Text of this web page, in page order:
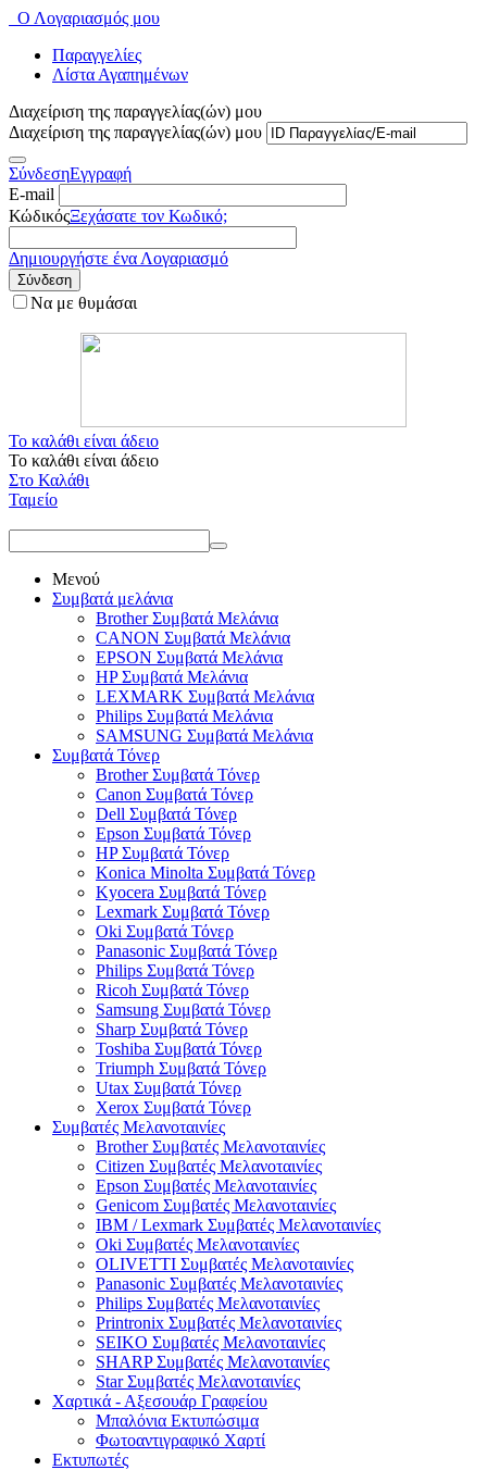
Ο Λογαριασμός μου
Παραγγελίες
Λίστα Αγαπημένων
Διαχείριση της παραγγελίας(ών) μου
Διαχείριση της παραγγελίας(ών) μου
ΣύνδεσηΕγγραφή
E-mail
ΚώδικόςΞεχάσατε τον Κωδικό;
Δημιουργήστε ένα Λογαριασμό
Σύνδεση
Να με θυμάσαι
Το καλάθι είναι άδειο
Το καλάθι είναι άδειο
Στο Καλάθι
Ταμείο
Μενού
Συμβατά μελάνια
Brother Συμβατά Μελάνια
CANON Συμβατά Μελάνια
EPSON Συμβατά Μελάνια
HP Συμβατά Μελάνια
LEXMARK Συμβατά Μελάνια
Philips Συμβατά Μελάνια
SAMSUNG Συμβατά Μελάνια
Συμβατά Τόνερ
Brother Συμβατά Τόνερ
Canon Συμβατά Τόνερ
Dell Συμβατά Τόνερ
Epson Συμβατά Τόνερ
HP Συμβατά Τόνερ
Konica Minolta Συμβατά Τόνερ
Kyocera Συμβατά Τόνερ
Lexmark Συμβατά Τόνερ
Oki Συμβατά Τόνερ
Panasonic Συμβατά Τόνερ
Philips Συμβατά Τόνερ
Ricoh Συμβατά Τόνερ
Samsung Συμβατά Τόνερ
Sharp Συμβατά Τόνερ
Toshiba Συμβατά Τόνερ
Triumph Συμβατά Τόνερ
Utax Συμβατά Τόνερ
Xerox Συμβατά Τόνερ
Συμβατές Μελανοταινίες
Brother Συμβατές Μελανοταινίες
Citizen Συμβατές Μελανοταινίες
Epson Συμβατές Μελανοταινίες
Genicom Συμβατές Μελανοταινίες
IBM / Lexmark Συμβατές Μελανοταινίες
Oki Συμβατές Μελανοταινίες
OLIVETTI Συμβατές Μελανοταινίες
Panasonic Συμβατές Μελανοταινίες
Philips Συμβατές Μελανοταινίες
Printronix Συμβατές Μελανοταινίες
SEIKO Συμβατές Μελανοταινίες
SHARP Συμβατές Μελανοταινίες
Star Συμβατές Μελανοταινίες
Χαρτικά - Αξεσουάρ Γραφείου
Μπαλόνια Εκτυπώσιμα
Φωτοαντιγραφικό Χαρτί
Εκτυπωτές